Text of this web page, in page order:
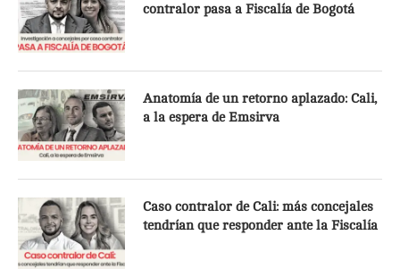
contralor pasa a Fiscalía de Bogotá
Anatomía de un retorno aplazado: Cali,
a la espera de Emsirva
Caso contralor de Cali: más concejales
tendrían que responder ante la Fiscalía